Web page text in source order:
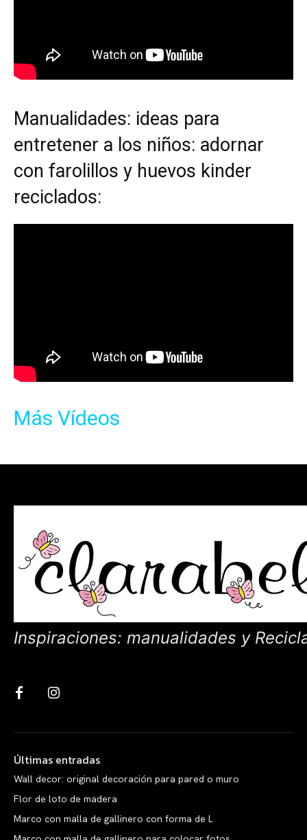
Manualidades: ideas para
entretener a los niños: adornar
con farolillos y huevos kinder
reciclados:
Más Vídeos
Inspiraciones: manualidades y
Últimas entradas
Wall decor: original decoración para pared o muro
Flor de loto de madera
Marco con malla de gallinero con forma de L